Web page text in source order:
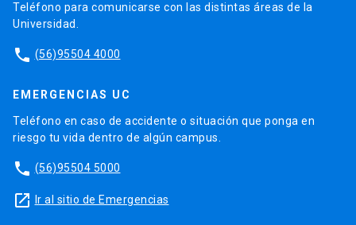
Teléfono para comunicarse con las distintas áreas de la
Universidad.
phone (56)95504 4000
EMERGENCIAS UC
Teléfono en caso de accidente o situación que ponga en
riesgo tu vida dentro de algún campus.
phone (56)95504 5000
launch Ir al sitio de Emergencias